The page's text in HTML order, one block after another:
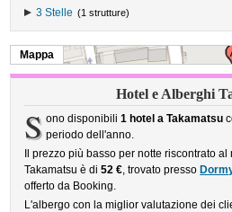
3 Stelle (1 strutture)
Mappa
Hotel e Alberghi
S ono disponibili 1 hotel a Takamatsu
periodo dell'anno.
Il prezzo più basso per notte riscontrato
Takamatsu è di52 €, trovato presso
offerto da Booking.
L'albergo con la miglior valutazione dei